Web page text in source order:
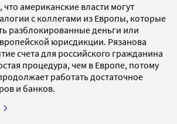
американские власти могут
с коллегами из Европы, которые
разблокированные деньги или
юрисдикции. Рязанова
счета для российского гражданина
процедура, чем в Европе, потому
работать достаточное
и банков.